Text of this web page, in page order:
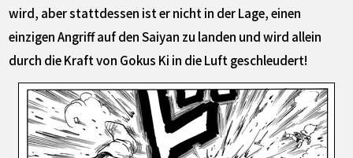
wird, aber stattdessen ist er nicht in der Lage, einen
einzigen Angriff auf den Saiyan zu landen und wird allein
durch die Kraft von Gokus Ki in die Luft geschleudert!